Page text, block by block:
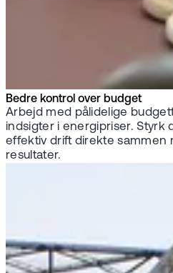
Bedre kontrol over budget
Arbejd med pålidelige
indsigter i energipriser. Styrk
effektiv drift direkte sammen
resultater.